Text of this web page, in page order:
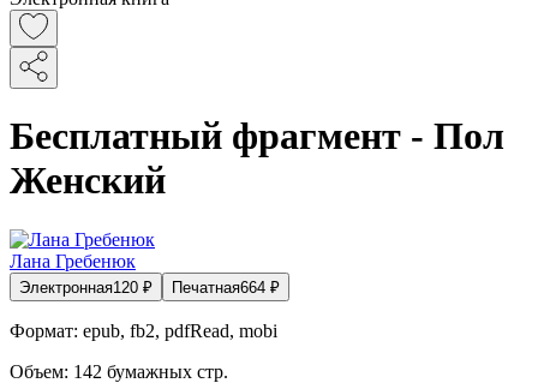
Бесплатный фрагмент - Пол
Женский
Лана Гребенюк
Электронная120 ₽ Печатная664 ₽
Формат: epub, fb2, pdfRead, mobi
Объем: 142 бумажных стр.